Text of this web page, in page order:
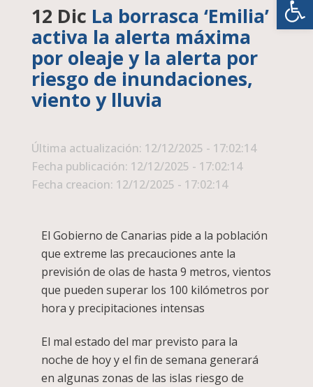
12 Dic La borrasca ‘Emilia’
activa la alerta máxima
por oleaje y la alerta por
riesgo de inundaciones,
viento y lluvia
Última actualización: 12/12/2025 - 17:02:14
Fecha publicación: 12/12/2025 - 17:02:14
Fecha creacion: 12/12/2025 - 17:02:14
El Gobierno de Canarias pide a la población
que extreme las precauciones ante la
previsión de olas de hasta 9 metros, vientos
que pueden superar los 100 kilómetros por
hora y precipitaciones intensas
El mal estado del mar previsto para la
noche de hoy y el fin de semana generará
en algunas zonas de las islas riesgo de